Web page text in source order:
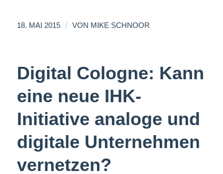
18. MAI 2015 / VON MIKE SCHNOOR
Digital Cologne: Kann
eine neue IHK-
Initiative analoge und
digitale Unternehmen
vernetzen?